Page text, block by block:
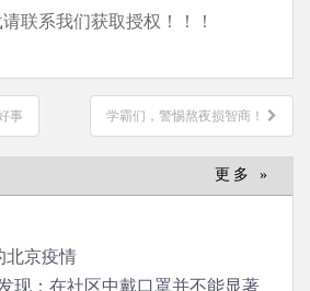
请联系我们获取授权！！！
事 学霸们，警惕熬夜损智商！
更多 »
北京疫情
现：在社区中戴口罩并不能显著